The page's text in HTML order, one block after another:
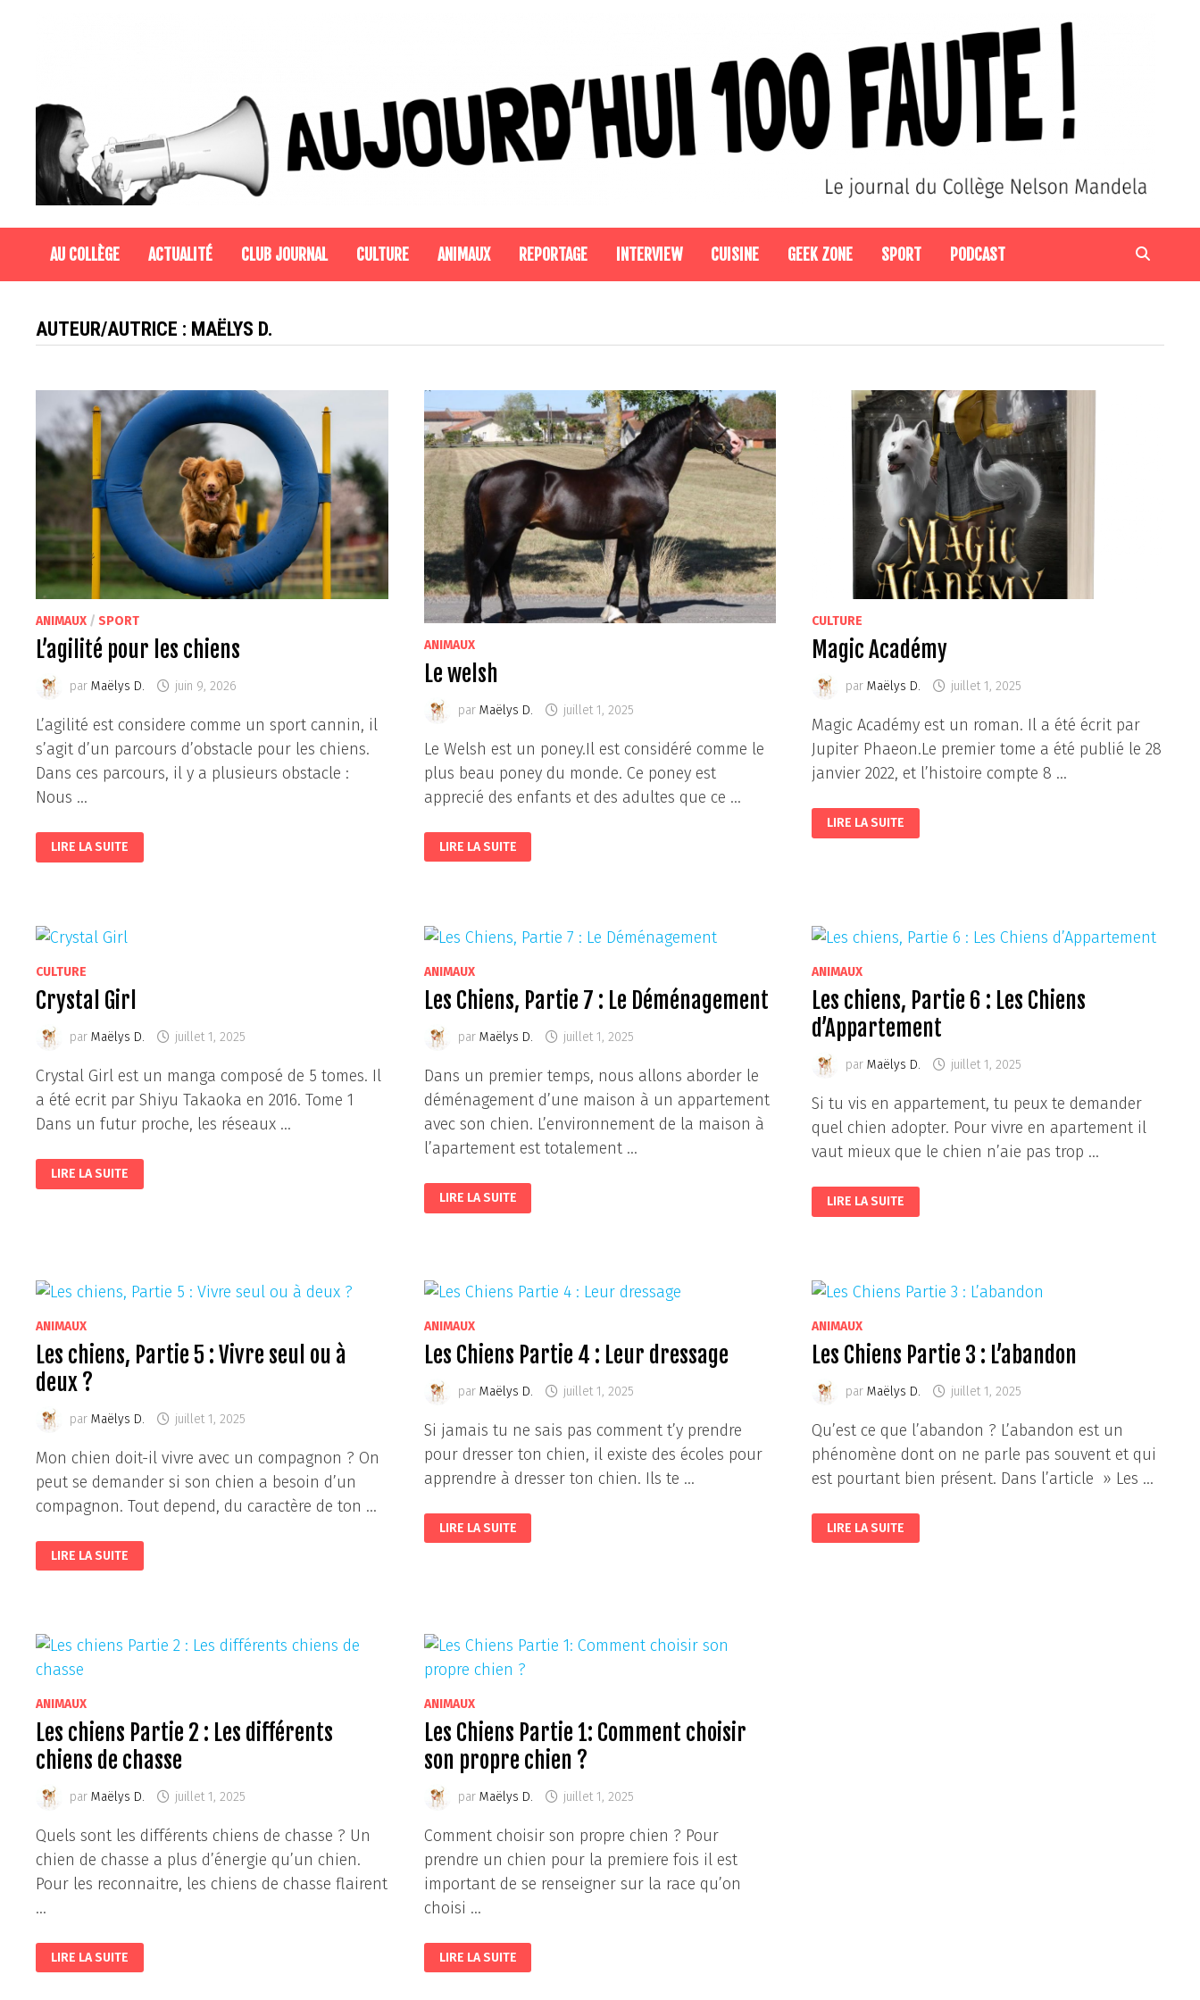
AU COLLÈGE ACTUALITÉ CLUB JOURNAL CULTURE ANIMAUX REPORTAGE INTERVIEW CUISINE GEEK ZONE SPORT PODCAST
AUTEUR/AUTRICE : MAËLYS D.
ANIMAUX /SPORT
L’agilité pour les chiens
parMaëlys D. juin 9, 2026
L’agilité est considere comme un sport cannin, il
s’agit d’un parcours d’obstacle pour les chiens.
Dans ces parcours, il y a plusieurs obstacle :
Nous …
L’AGILITÉ
POUR
LES
LIRE LA SUITE
ANIMAUX
Le welsh
par Maëlys D. juillet 1, 2025
Le Welsh est un poney.Il est considéré comme le
plus beau poney du monde. Ce poney est
apprecié des enfants et des adultes que ce …
LE
WELSH
LIRE LA SUITE
CULTURE
Magic Académy
parMaëlys D. juillet 1, 2025
Magic Académy est un roman. Il a été écrit par
Jupiter Phaeon.Le premier tome a été publié le 28
janvier 2022, et l’histoire compte 8 …
MAGIC
ACADÉMY
LIRE LA SUITE
CULTURE
Crystal Girl
parMaëlys D. juillet 1, 2025
Crystal Girl est un manga composé de 5 tomes. Il
a été ecrit par Shiyu Takaoka en 2016. Tome 1
Dans un futur proche, les réseaux …
CRYSTAL
GIRL
LIRE LA SUITE
ANIMAUX
Les Chiens, Partie 7 : Le Déménagement
par Maëlys D. juillet 1, 2025
Dans un premier temps, nous allons aborder le
déménagement d’une maison à un appartement
avec son chien. L’environnement de la maison à
l’apartement est totalement …
LES
CHIENS,
PARTIE
LIRE LA SUITE
ANIMAUX
Les chiens, Partie 6 : Les Chiens
d’Appartement
parMaëlys D. juillet 1, 2025
Si tu vis en appartement, tu peux te demander
quel chien adopter. Pour vivre en apartement il
vaut mieux que le chien n’aie pas trop …
LES
CHIENS,
PARTIE
D’APPARTEMENT
LIRE LA SUITE
ANIMAUX
Les chiens, Partie 5 : Vivre seul ou à
deux ?
parMaëlys D. juillet 1, 2025
Mon chien doit-il vivre avec un compagnon ? On
peut se demander si son chien a besoin d’un
compagnon. Tout depend, du caractère de ton …
LES
CHIENS,
PARTIE
À
?
LIRE LA SUITE
ANIMAUX
Les Chiens Partie 4 : Leur dressage
par Maëlys D. juillet 1, 2025
Si jamais tu ne sais pas comment t’y prendre
pour dresser ton chien, il existe des écoles pour
apprendre à dresser ton chien. Ils te …
LES
CHIENS
PARTIE
LIRE LA SUITE
ANIMAUX
Les Chiens Partie 3 : L’abandon
parMaëlys D. juillet 1, 2025
Qu’est ce que l’abandon ? L’abandon est un
phénomène dont on ne parle pas souvent et qui
est pourtant bien présent. Dans l’article » Les …
LES
CHIENS
PARTIE
LIRE LA SUITE
ANIMAUX
Les chiens Partie 2 : Les différents
chiens de chasse
parMaëlys D. juillet 1, 2025
Quels sont les différents chiens de chasse ? Un
chien de chasse a plus d’énergie qu’un chien.
Pour les reconnaitre, les chiens de chasse flairent
…
LES
CHIENS
PARTIE
LIRE LA SUITE
ANIMAUX
Les Chiens Partie 1: Comment choisir
son propre chien ?
par Maëlys D. juillet 1, 2025
Comment choisir son propre chien ? Pour
prendre un chien pour la premiere fois il est
important de se renseigner sur la race qu’on
choisi …
LES
CHIENS
PARTIE
LIRE LA SUITE